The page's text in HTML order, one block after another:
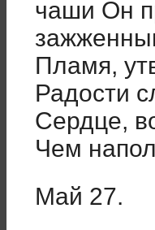
чаши Он
Пламя,
Радости
Сердце,
Чем
Май 27.